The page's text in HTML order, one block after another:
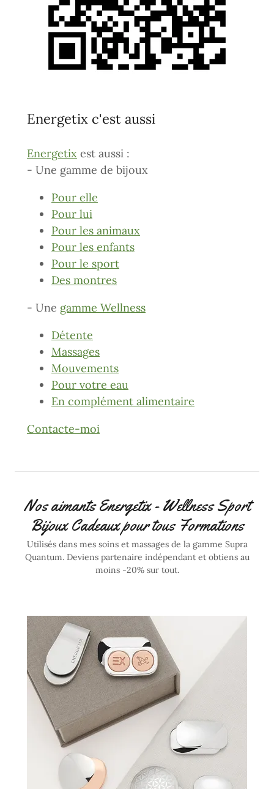
Energetix c'est aussi
Energetix est aussi :
- Une gamme de bijoux
Pour elle
Pour lui
Pour les animaux
Pour les enfants
Pour le sport
Des montres
- Une gamme Wellness
Détente
Massages
Mouvements
Pour votre eau
En complément alimentaire
Contacte-moi
Nos aimants Energetix - Wellness Sport
Bijoux Cadeaux pour tous Formations
Utilisés dans mes soins et massages de la gamme Supra
Quantum. Deviens partenaire indépendant et obtiens au
moins -20% sur tout.